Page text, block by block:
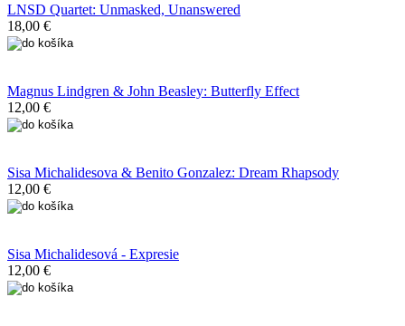
LNSD Quartet: Unmasked, Unanswered
18,00 €
Magnus Lindgren & John Beasley: Butterfly Effect
12,00 €
Sisa Michalidesova & Benito Gonzalez: Dream Rhapsody
12,00 €
Sisa Michalidesová - Expresie
12,00 €